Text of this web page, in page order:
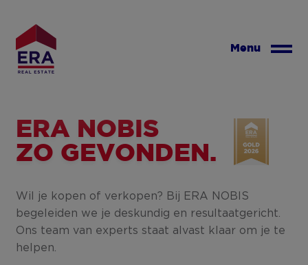
inhoud
Menu
ERA NOBIS
ZO GEVONDEN.
Wil je kopen of verkopen? Bij ERA NOBIS
begeleiden we je deskundig en resultaatgericht.
Ons team van experts staat alvast klaar om je te
helpen.